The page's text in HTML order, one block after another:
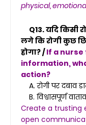
physical,
Q13. यदि किसी
लगे कि रोगी कुछ
होगा? /If a
information,
action?
A. रोगी पर दबाव
B. विश्वासपूर्ण
Create a trusting
open